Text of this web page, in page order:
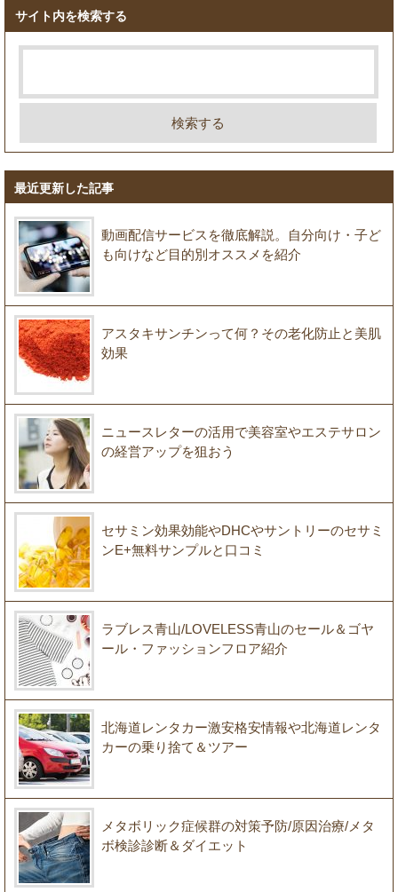
サイト内を検索する
最近更新した記事
動画配信サービスを徹底解説。自分向け・子ど
も向けなど目的別オススメを紹介
アスタキサンチンって何？その老化防止と美肌
効果
ニュースレターの活用で美容室やエステサロン
の経営アップを狙おう
セサミン効果効能やDHCやサントリーのセサミ
ンE+無料サンプルと口コミ
ラブレス青山/LOVELESS青山のセール＆ゴヤ
ール・ファッションフロア紹介
北海道レンタカー激安格安情報や北海道レンタ
カーの乗り捨て＆ツアー
メタボリック症候群の対策予防/原因治療/メタ
ボ検診診断＆ダイエット